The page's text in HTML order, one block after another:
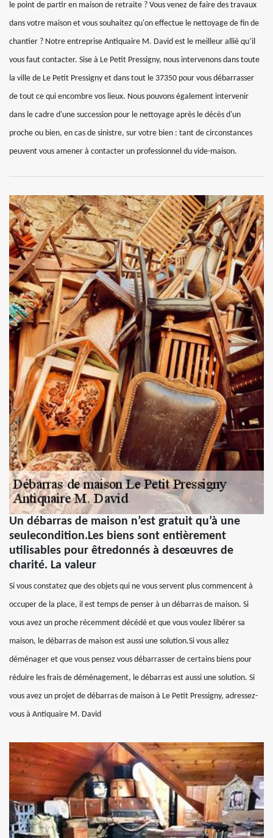
le point de partir en maison de retraite ? Vous venez de faire des travaux
dans votre maison et vous souhaitez qu'on effectue le nettoyage de fin de
chantier ? Notre entreprise Antiquaire M. David est le meilleur allié qu’il
vous faut contacter. Sise à Le Petit Pressigny, nous intervenons dans toute
la ville de Le Petit Pressigny et dans tout le 37350 pour vous débarrasser
de tout ce qui encombre vos lieux. Nous pouvons également intervenir
dans le cadre d'une succession pour le nettoyage après le décès d'un
proche ou bien, en cas de sinistre, sur votre bien : tant de circonstances
peuvent vous amener à contacter un professionnel du vide-maison.
Un débarras de maison n’est gratuit qu’à une
seulecondition.Les biens sont entièrement
utilisables pour êtredonnés à desœuvres de
charité. La valeur
Si vous constatez que des objets qui ne vous servent plus commencent à
occuper de la place, il est temps de penser à un débarras de maison. Si
vous avez un proche récemment décédé et que vous voulez libérer sa
maison, le débarras de maison est aussi une solution.Si vous allez
déménager et que vous pensez vous débarrasser de certains biens pour
réduire les frais de déménagement, le débarras est aussi une solution. Si
vous avez un projet de débarras de maison à Le Petit Pressigny, adressez-
vous à Antiquaire M. David